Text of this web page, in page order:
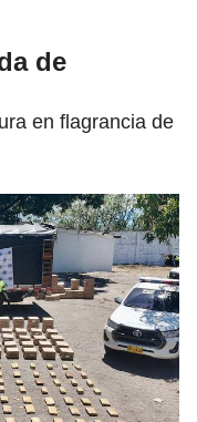
de
en flagrancia de